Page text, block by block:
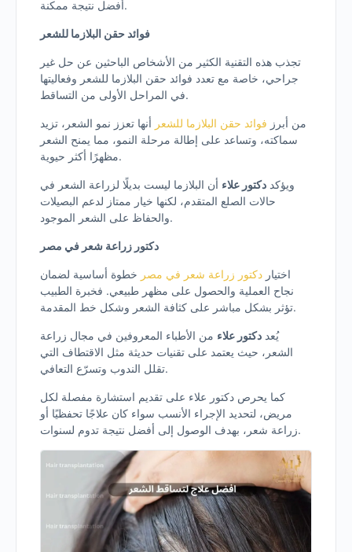
أفضل نتيجة ممكنة.
فوائد حقن البلازما للشعر
تجذب هذه التقنية الكثير من الأشخاص الباحثين عن حل غير
جراحي، خاصة مع تعدد فوائد حقن البلازما للشعر وفعاليتها
في المراحل الأولى من التساقط.
من أبرز فوائد حقن البلازما للشعر أنها تعزز نمو الشعر، تزيد
سماكته، وتساعد على إطالة مرحلة النمو، مما يمنح الشعر
مظهرًا أكثر حيوية.
ويؤكد دكتور علاء أن البلازما ليست بديلًا لزراعة الشعر في
حالات الصلع المتقدم، لكنها خيار ممتاز لدعم البصيلات
والحفاظ على الشعر الموجود.
دكتور زراعة شعر في مصر
اختيار دكتور زراعة شعر في مصر خطوة أساسية لضمان
نجاح العملية والحصول على مظهر طبيعي. فخبرة الطبيب
تؤثر بشكل مباشر على كثافة الشعر وشكل خط المقدمة.
يُعد دكتور علاء من الأطباء المعروفين في مجال زراعة
الشعر، حيث يعتمد على تقنيات حديثة مثل الاقتطاف التي
تقلل الندوب وتسرّع التعافي.
كما يحرص دكتور علاء على تقديم استشارة مفصلة لكل
مريض، لتحديد الإجراء الأنسب سواء كان علاجًا تحفظيًا أو
زراعة شعر، بهدف الوصول إلى أفضل نتيجة تدوم لسنوات.